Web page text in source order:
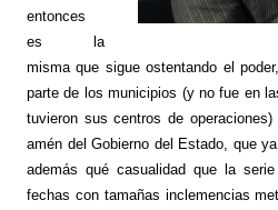
entonces
es la
misma que sigue ostentando el
parte de los municipios (y no fue en
tuvieron sus centros de
amén del Gobierno del Estado, que
además qué casualidad que la
fechas con tamañas inclemencias